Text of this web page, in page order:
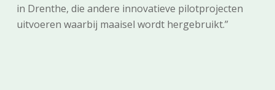
in Drenthe, die andere innovatieve pilotprojecten
uitvoeren waarbij maaisel wordt hergebruikt.”